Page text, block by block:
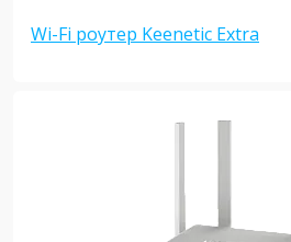
Wi-Fi роутер Keenetic Extra